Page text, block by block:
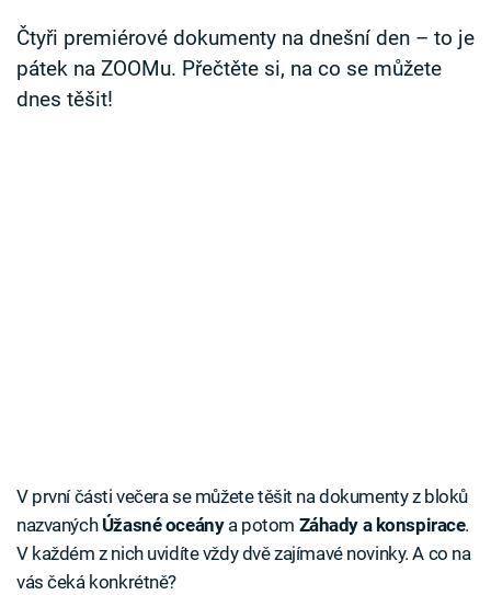
Přihlášení
Čtyři premiérové dokumenty na dnešní den – to je
pátek na ZOOMu. Přečtěte si, na co se můžete
dnes těšit!
V první části večera se můžete těšit na dokumenty z bloků
nazvaných Úžasné oceánya potom Záhady a konspirace.
V každém z nich uvidíte vždy dvě zajímavé novinky. A co na
vás čeká konkrétně?